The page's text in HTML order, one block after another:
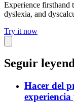
Experience
dyslexia, and
Try it now
Seguir
Hacer del
experiencia